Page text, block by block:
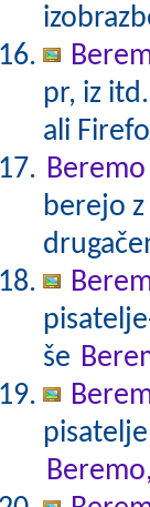
pr, iz
ali
berejo
še